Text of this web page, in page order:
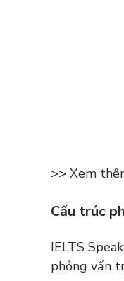
>> Xem
Cấu trúc
IELTS
phỏng vấn